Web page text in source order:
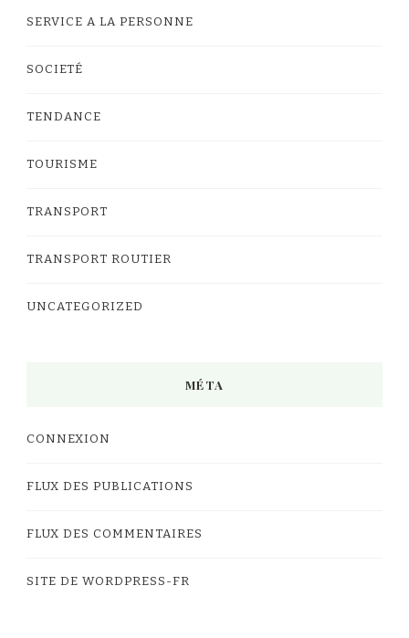
SERVICE A LA PERSONNE
SOCIETÉ
TENDANCE
TOURISME
TRANSPORT
TRANSPORT ROUTIER
UNCATEGORIZED
MÉTA
CONNEXION
FLUX DES PUBLICATIONS
FLUX DES COMMENTAIRES
SITE DE WORDPRESS-FR